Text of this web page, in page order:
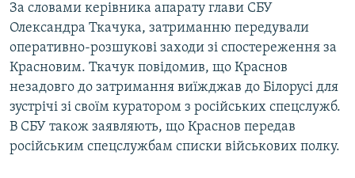
За словами керівника апарату глави СБУ
Олександра Ткачука, затриманню передували
оперативно-розшукові заходи зі спостереження за
Красновим. Ткачук повідомив, що Краснов
незадовго до затримання виїжджав до Білорусі для
зустрічі зі своїм куратором з російських спецслужб.
В СБУ також заявляють, що Краснов передав
російським спецслужбам списки військових полку.